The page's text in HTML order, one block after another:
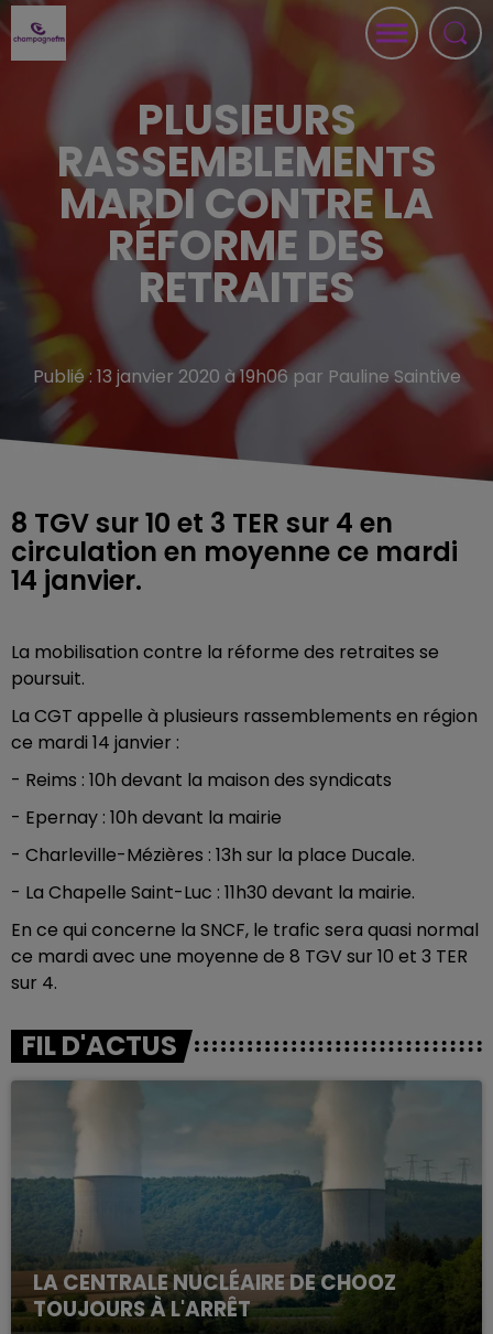
PLUSIEURS
RASSEMBLEMENTS
MARDI CONTRE LA
RÉFORME DES
RETRAITES
Publié : 13 janvier 2020 à 19h06 par Pauline Saintive
8 TGV sur 10 et 3 TER sur 4 en
circulation en moyenne ce mardi
14 janvier.
La mobilisation contre la réforme des retraites se
poursuit.
La CGT appelle à plusieurs rassemblements en région
ce mardi 14 janvier :
- Reims : 10h devant la maison des syndicats
- Epernay : 10h devant la mairie
- Charleville-Mézières : 13h sur la place Ducale.
- La Chapelle Saint-Luc : 11h30 devant la mairie.
En ce qui concerne la SNCF, le trafic sera quasi normal
ce mardi avec une moyenne de 8 TGV sur 10 et 3 TER
sur 4.
FIL D'ACTUS
LA CENTRALE NUCLÉAIRE DE CHOOZ
TOUJOURS À L'ARRÊT